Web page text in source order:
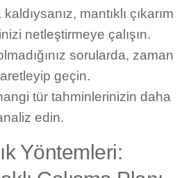
mantıklı çıkarım
netleştirmeye çalışın.
sorularda, zaman
geçin.
tür tahminlerinizin daha
edin.
Yöntemleri: